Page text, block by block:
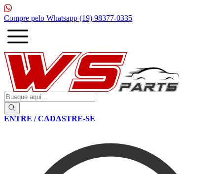
1ª Compra com10% de desconto
ENTRE / CADASTRE-SE